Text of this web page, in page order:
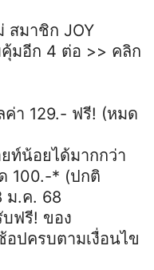
สมาชิก JOY
มอีก 4 ต่อ >> คลิก
ค่า 129.- ฟรี! (หมด
ท์น้อยได้มากกว่า
100.-* (ปกติ
ม.ค. 68
บฟรี! ของ
อปครบตามเงื่อนไข